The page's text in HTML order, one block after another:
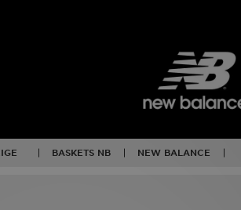
BASKETS NB NEW BALANCE